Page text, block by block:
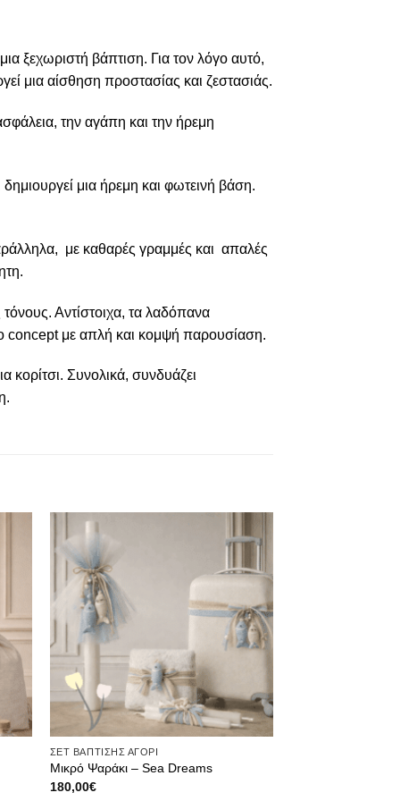
ξεχωριστή βάπτιση. Για τον λόγο αυτό,
μια αίσθηση προστασίας και ζεστασιάς.
την αγάπη και την ήρεμη
μια ήρεμη και φωτεινή βάση.
με καθαρές γραμμές και απαλές
Αντίστοιχα, τα λαδόπανα
concept με απλή και κομψή παρουσίαση.
κορίτσι. Συνολικά, συνδυάζει
Πρόσθήκη
στην λίστα
ΣΕΤ ΒΑΠΤΙΣΗΣ ΑΓΟΡΙ
Μικρό Ψαράκι – Sea Dreams
180,00€